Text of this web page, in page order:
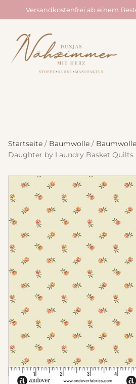
Versandkostenfrei ab einem
Startseite / Baumwolle /
Daughter by Laundry Basket